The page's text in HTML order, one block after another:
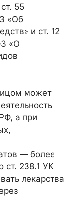
55
«Об
и ст. 12
«О
может
а при
— более
ст. 238.1 УК
лекарства